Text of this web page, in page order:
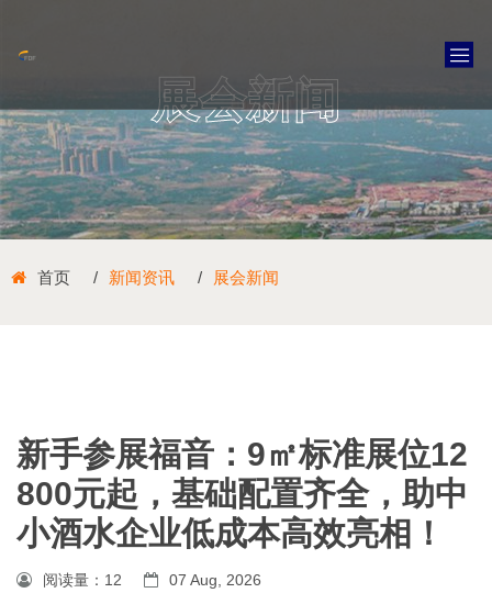
展会新闻
首页 新闻资讯 展会新闻
新手参展福音：9㎡标准展位12
800元起，基础配置齐全，助中
小酒水企业低成本高效亮相！
阅读量： 12 07 Aug, 2026